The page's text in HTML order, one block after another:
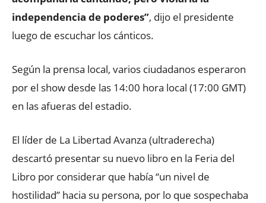
independencia de poderes”, dijo el presidente
luego de escuchar los cánticos.
Según la prensa local, varios ciudadanos esperaron
por el show desde las 14:00 hora local (17:00 GMT)
en las afueras del estadio.
El líder de La Libertad Avanza (ultraderecha)
descartó presentar su nuevo libro en la Feria del
Libro por considerar que había “un nivel de
hostilidad” hacia su persona, por lo que sospechaba